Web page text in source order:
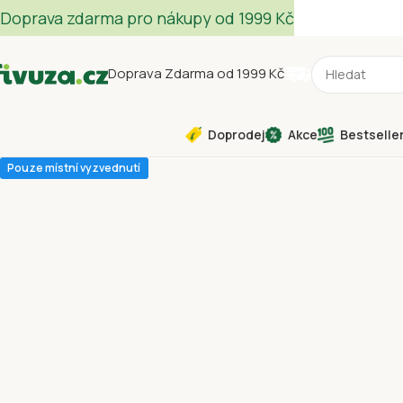
Doprava Zdarma od 1999 Kč
Doprodej Akce
Pouze místní vyzvednutí
Doprava zdarma pro nákupy od 1999 Kč